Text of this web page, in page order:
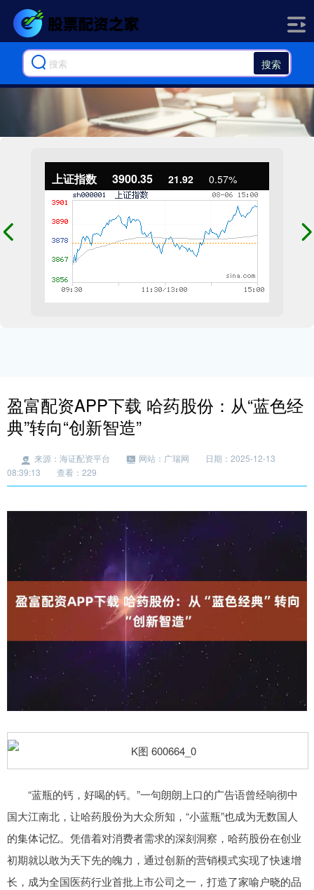
搜索
上证指数 3900.35 21.92 0.57%
盈富配资APP下载 哈药股份：从“蓝色经
典”转向“创新智造”
来源：海证配资平台 网站：广瑞网
日期：2025-12-13
08:39:13
查看：229
“蓝瓶的钙，好喝的钙。”一句朗朗上口的广告语曾经响彻中
国大江南北，让哈药股份为大众所知，“小蓝瓶”也成为无数国人
的集体记忆。凭借着对消费者需求的深刻洞察，哈药股份在创业
初期就以敢为天下先的魄力，通过创新的营销模式实现了快速增
长，成为全国医药行业首批上市公司之一，打造了家喻户晓的品